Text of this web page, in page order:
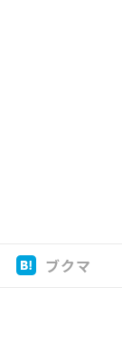
ブクマ